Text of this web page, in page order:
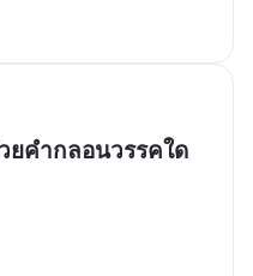
คำกลอนวรรคใด